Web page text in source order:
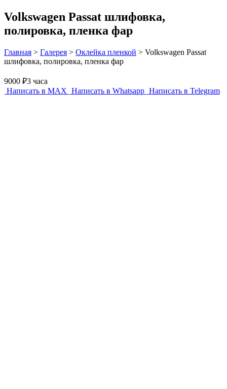
Volkswagen Passat шлифовка,
полировка, пленка фар
Главная > Галерея > Оклейка пленкой > Volkswagen Passat
шлифовка, полировка, пленка фар
9000 ₽3 часа
Написать в MAX Написать в Whatsapp Написать в Telegram